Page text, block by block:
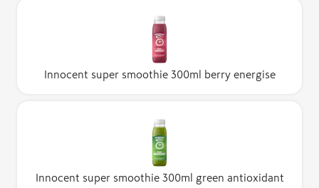
Innocent super smoothie 300ml berry energise
Innocent super smoothie 300ml green antioxidant